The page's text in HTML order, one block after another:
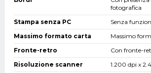
fotografica
Stampa senza PC
Senza
Massimo formato carta
Massimo
Fronte-retro
Con fronte-
Risoluzione scanner
1.200 dpi x